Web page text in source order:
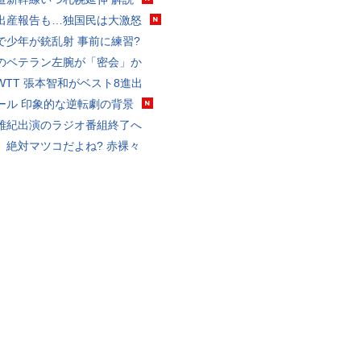
産報告も…独国民は大激怒
少年が銃乱射 事前に練習?
ベテラン左腕が「密会」か
張本智和がベスト8進出
ル 印象的な逆転劇の背景
紀出演のラジオ番組終了へ
絶対マツコだよね? 赤裸々